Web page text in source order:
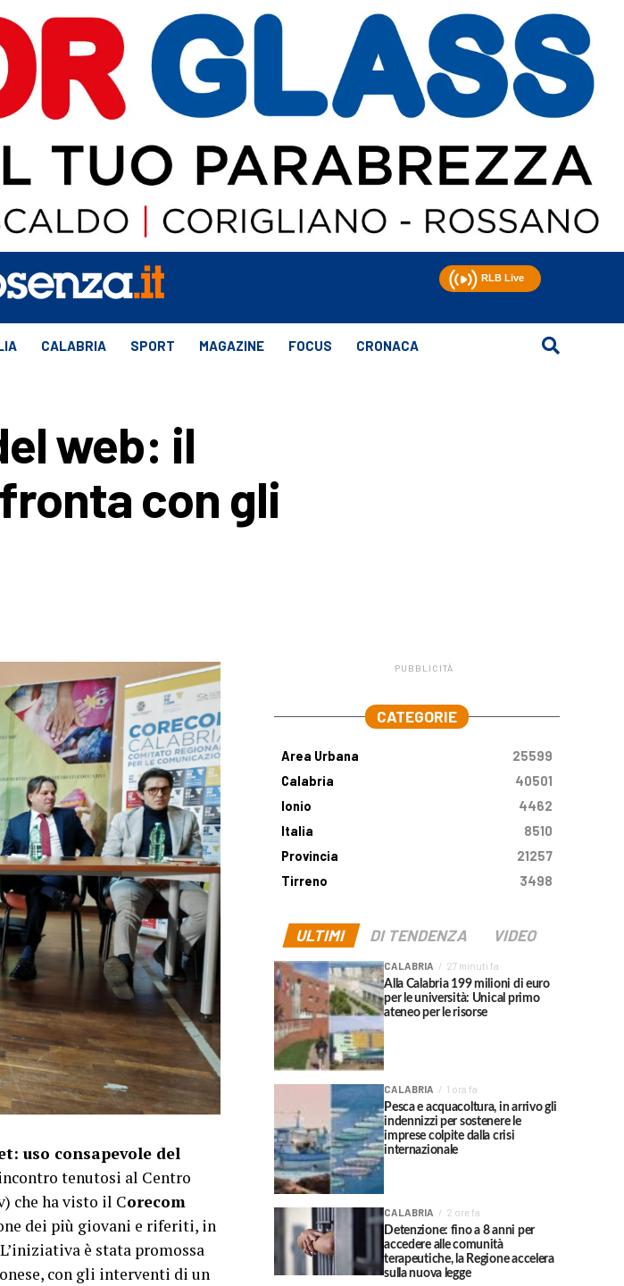
CALABRIA SPORT MAGAZINE FOCUS CRONACA
web: il
con gli
uso consapevole del
tenutosi al Centro
che ha visto il Corecom
dei più giovani e riferiti, in
è stata promossa
con gli interventi di un
PUBBLICITÀ
CATEGORIE
Area Urbana
25599
Calabria
40501
Ionio
4462
Italia
8510
Provincia
21257
Tirreno
3498
ULTIMI DI TENDENZA VIDEO
CALABRIA 27 minuti fa
Alla Calabria 199 milioni di euro
per le università: Unical primo
ateneo per le risorse
CALABRIA 1 ora fa
Pesca e acquacoltura, in arrivo gli
indennizzi per sostenere le
imprese colpite dalla crisi
internazionale
CALABRIA 2 ore fa
Detenzione: fino a 8 anni per
accedere alle comunità
terapeutiche, la Regione accelera
sulla nuova legge